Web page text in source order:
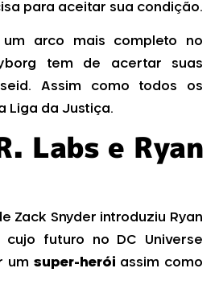
para aceitar sua condição.
arco mais completo no
tem de acertar suas
Assim como todos os
Liga da Justiça.
Labs e Ryan
Zack Snyder introduziu Ryan
cujo futuro no DC Universe
um super-herói assim como